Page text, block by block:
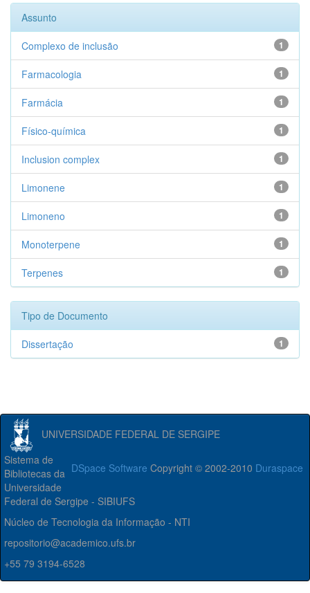
Assunto
1
Complexo de inclusão
1
Farmacologia
1
Farmácia
1
Físico-química
1
Inclusion complex
1
Limonene
1
Limoneno
1
Monoterpene
1
Terpenes
Tipo de Documento
1
Dissertação
UNIVERSIDADE FEDERAL DE SERGIPE
DSpace Software Copyright © 2002-2010 Duraspace
Sistema de
Bibliotecas da
Universidade
Federal de Sergipe - SIBIUFS
Núcleo de Tecnologia da Informação - NTI
repositorio@academico.ufs.br
+55 79 3194-6528